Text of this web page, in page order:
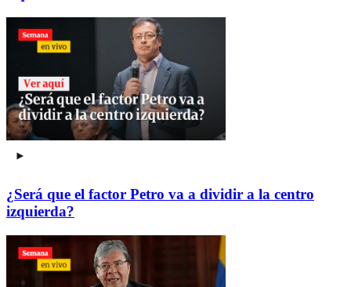
¿Será que el factor Petro va a dividir a la centro
izquierda?